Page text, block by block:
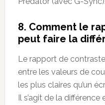
8. Comment le
peut faire la
Le rapport de
entre les valeurs de
les plus claires qu’un
Il s’agit de la